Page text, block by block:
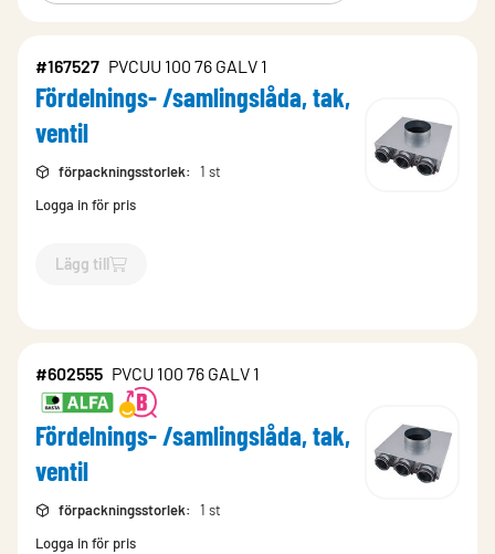
#167527 PVCUU 100 76 GALV 1
Fördelnings- /samlingslåda, tak,
ventil
förpackningsstorlek:
1 st
Logga in för pris
Lägg till
`$Lägg till
#602555 PVCU 100 76 GALV 1
Fördelnings- /samlingslåda, tak,
ventil
förpackningsstorlek:
1 st
Logga in för pris